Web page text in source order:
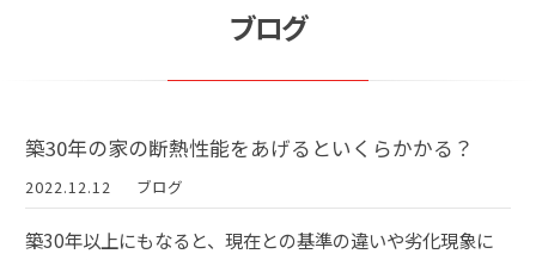
ブログ
築30年の家の断熱性能をあげるといくらかかる？
2022.12.12 ブログ
築30年以上にもなると、現在との基準の違いや劣化現象に